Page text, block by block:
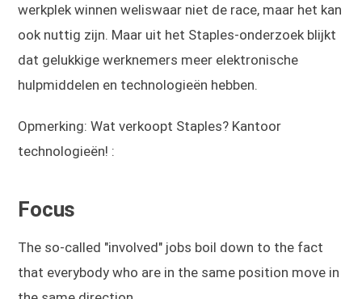
werkplek winnen weliswaar niet de race, maar het kan
ook nuttig zijn. Maar uit het Staples-onderzoek blijkt
dat gelukkige werknemers meer elektronische
hulpmiddelen en technologieën hebben.
Opmerking: Wat verkoopt Staples? Kantoor
technologieën! :
Focus
The so-called "involved" jobs boil down to the fact
that everybody who are in the same position move in